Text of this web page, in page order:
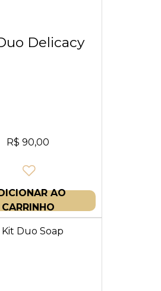
Delicacy
R$ 90,00
AO
CARRINHO